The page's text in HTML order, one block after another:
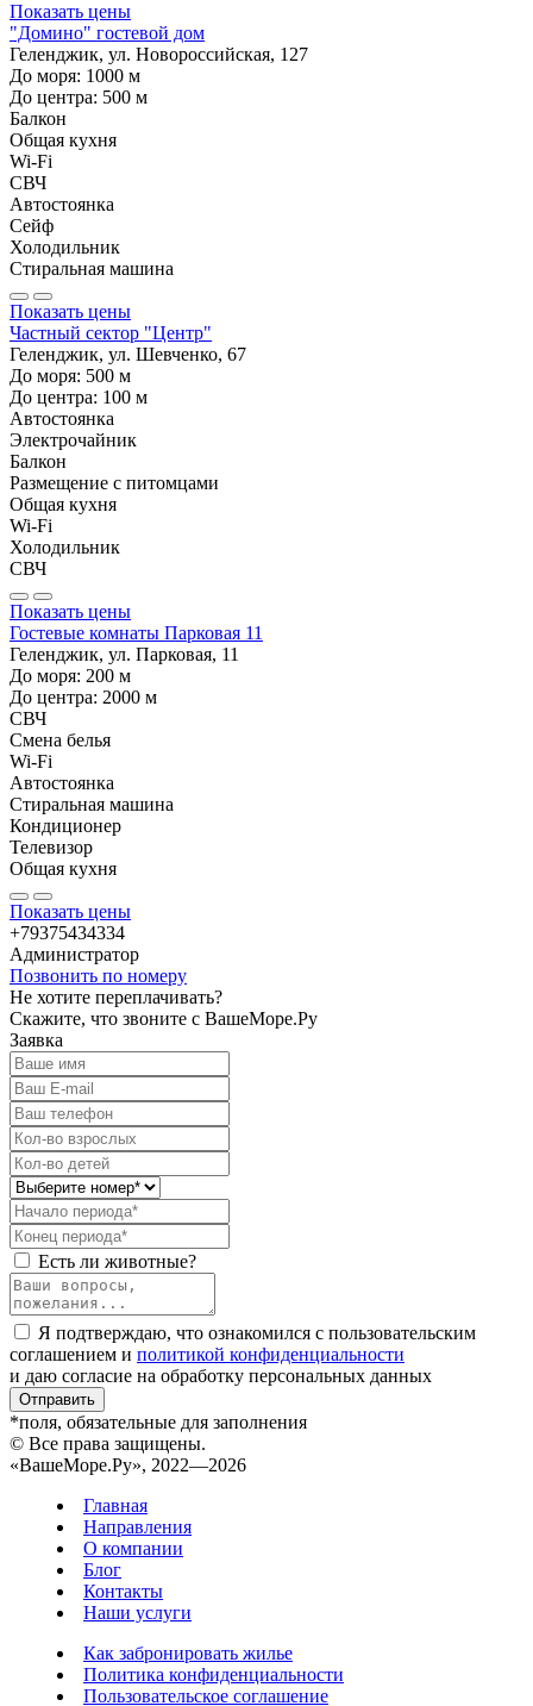
Показать цены
"Домино" гостевой дом
Геленджик, ул. Новороссийская, 127
До моря: 1000 м
До центра: 500 м
Балкон
Общая кухня
Wi-Fi
СВЧ
Автостоянка
Сейф
Холодильник
Стиральная машина
Показать цены
Частный сектор "Центр"
Геленджик, ул. Шевченко, 67
До моря: 500 м
До центра: 100 м
Автостоянка
Электрочайник
Балкон
Размещение с питомцами
Общая кухня
Wi-Fi
Холодильник
СВЧ
Показать цены
Гостевые комнаты Парковая 11
Геленджик, ул. Парковая, 11
До моря: 200 м
До центра: 2000 м
СВЧ
Смена белья
Wi-Fi
Автостоянка
Стиральная машина
Кондиционер
Телевизор
Общая кухня
Показать цены
+79375434334
Администратор
Позвонить по номеру
Не хотите переплачивать?
Скажите, что звоните с ВашеМоре.Ру
Заявка
Есть ли животные?
Я подтверждаю, что ознакомился с пользовательским
соглашением и политикой конфиденциальности
и даю согласие на обработку персональных данных
Отправить
*поля, обязательные для заполнения
© Все права защищены.
«ВашеМоре.Ру», 2022—2026
Главная
Направления
О компании
Блог
Контакты
Наши услуги
Как забронировать жилье
Политика конфиденциальности
Пользовательское соглашение